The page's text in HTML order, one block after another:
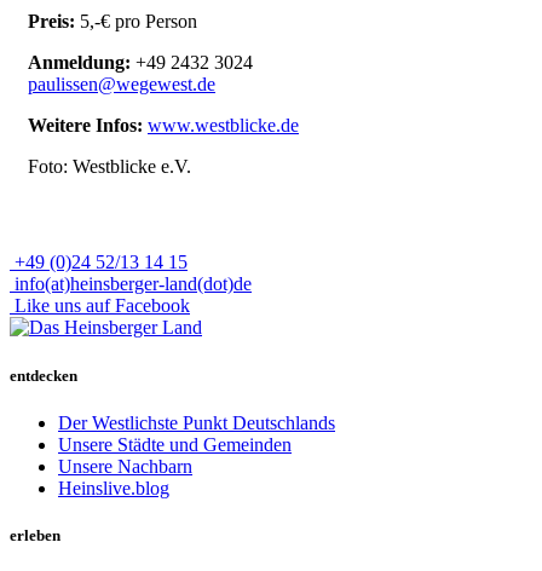
Preis: 5,-€ pro Person
Anmeldung: +49 2432 3024
paulissen@wegewest.de
Weitere Infos: www.westblicke.de
Foto: Westblicke e.V.
+49 (0)24 52/13 14 15
info(at)heinsberger-land(dot)de
Like uns auf Facebook
entdecken
Der Westlichste Punkt Deutschlands
Unsere Städte und Gemeinden
Unsere Nachbarn
Heinslive.blog
erleben